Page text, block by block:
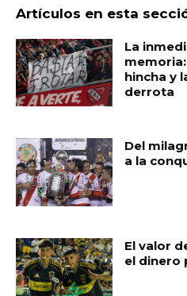
Artículos en esta
La
hincha y
derrota
Del
a la
El valor
el dinero